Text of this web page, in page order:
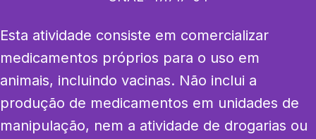
Esta atividade consiste em comercializar
medicamentos próprios para o uso em
animais, incluindo vacinas. Não inclui a
produção de medicamentos em unidades de
manipulação, nem a atividade de drogarias ou